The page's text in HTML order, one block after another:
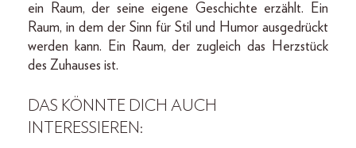
ein Raum, der seine eigene Geschichte erzählt. Ein
Raum, in dem der Sinn für Stil und Humor ausgedrückt
werden kann. Ein Raum, der zugleich das Herzstück
des Zuhauses ist.
DAS KÖNNTE DICH AUCH
INTERESSIEREN: